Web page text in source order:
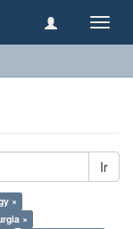
Ir
×
×